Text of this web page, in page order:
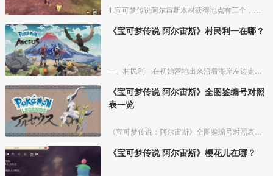
《宝可梦传说 阿尔宙斯》村民利一在哪？
《宝可梦传说 阿尔宙斯》全图鉴编号对照
表一览
《宝可梦传说 阿尔宙斯》樱花儿在哪？